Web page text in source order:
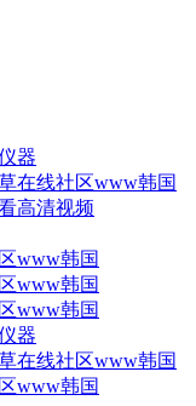
器
在线社区www韩国
高清视频
www韩国
www韩国
www韩国
器
在线社区www韩国
www韩国